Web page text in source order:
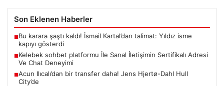
Son Eklenen Haberler
■Bu karara şaştı kaldı! İsmail Kartal’dan talimat: Yıldız isme
kapıyı gösterdi
■Kelebek sohbet platformu İle Sanal İletişimin Sertifikalı Adresi
Ve Chat Deneyimi
■Acun Ilıcalı’dan bir transfer daha! Jens Hjertø-Dahl Hull
City’de